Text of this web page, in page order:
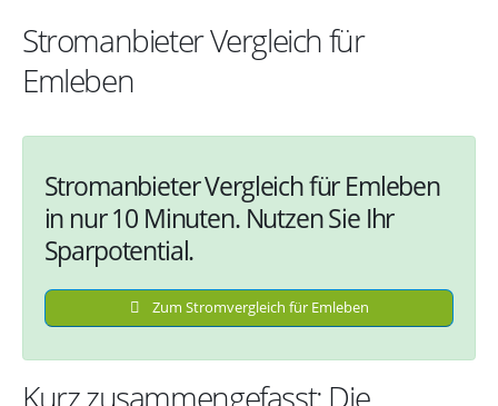
Stromanbieter Vergleich für
Emleben
Stromanbieter Vergleich für Emleben
in nur 10 Minuten. Nutzen Sie Ihr
Sparpotential.
Zum Stromvergleich für Emleben
Kurz zusammengefasst: Die